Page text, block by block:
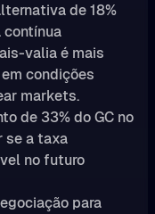
de 18%
contínua
valia é mais
condições
markets.
de 33% do GC no
se a taxa
no futuro
para